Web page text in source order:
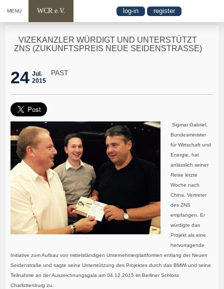
MENU WCR e.V. log-in register
VIZEKANZLER WÜRDIGT UND UNTERSTÜTZT
ZNS (ZUKUNFTSPREIS NEUE SEIDENSTRASSE)
24 Jul.
2015
PAST
Sigmar Gabriel,
Bundesminister
für Wirtschaft und
Energie, hat
anlässlich seiner
Reise letzte
Woche nach
China, Vertreter
des ZNS
empfangen. Er
würdigte das
Projekt als eine
hervorragende
Initiative zum Aufbau von mittelständigen Unternehmerplattformen entlang der Neuen
Seidenstraße und sagte seine Unterstützung des Projektes durch das BMWi und seine
Teilnahme an der Auszeichnungsgala am 04.12.2015 im Berliner Schloss
Charlottenburg zu.